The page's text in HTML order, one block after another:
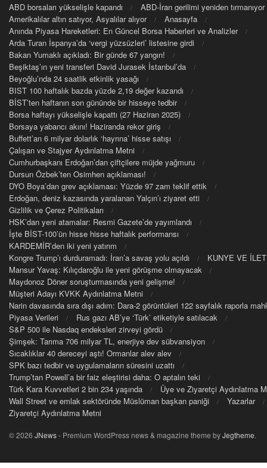
ABD borsaları yükselişle kapandı
ABD-İran gerilimi yeniden tırmanıyor
Amerikalılar altın satıyor, Asyalılar alıyor
Anasayfa
Anında Piyasa Hareketleri: En Güncel Borsa Haberleri ve Analizler
Arda Turan İspanya’da ‘vergi yüzsüzleri’ listesine girdi
Bakan Yumaklı açıkladı: Bir günde 67 yangın!
Beşiktaş’ın yeni transferi David Jurasek İstanbul’da
Beyoğlu’nda 24 saatlik etkinlik yasağı
BIST 100 haftalık bazda yüzde 2,19 değer kazandı
BİST’ten haftanın son gününde bir hisseye tedbir
Borsa haftayı yükselişle kapattı (27 Haziran 2025)
Borsaya yabancı akını! Haziranda rekor giriş
Buffett’an 6 milyar dolarlık ‘hayrına’ hisse satışı
Çalışan ve Stajyer Aydınlatma Metni
Cumhurbaşkanı Erdoğan’dan çiftçilere müjde yağmuru
Dursun Özbek’ten Osimhen açıklaması!
DYO Boya’dan grev açıklaması: Yüzde 97 zam teklif ettik
Erdoğan, deniz kazasında yaralanan Yalçın’ı ziyaret etti
Gizlilik ve Çerez Politikaları
HSK’dan yeni atamalar: Resmi Gazete’de yayımlandı
İşte BİST-100’ün hisse hisse haftalık performansı
KARDEMİR’den iki yeni yatırım
Kongre Trump’ı durduramadı: İran’a savaş yolu açıldı
KUNYE VE
Mansur Yavaş: Kılıçdaroğlu ile yeni görüşme olmayacak
Maydonoz Döner soruşturmasında yeni gelişme!
Müşteri Adayı KVKK Aydınlatma Metni
Narin davasında sıra dışı adım: Dara-2 görüntüleri 122 sayfalık raporla
Piyasa Verileri
Rus gazı AB’ye ‘Türk’ etiketiyle satılacak
S&P 500 ile Nasdaq endeksleri zirveyi gördü
Şimşek: Tarıma 706 milyar TL, enerjiye dev sübvansiyon
Sıcaklıklar 40 dereceyi aştı! Ormanlar alev alev
SPK bazı tedbir ve uygulamaların süresini uzattı
Trump’tan Powell’a bir faiz eleştirisi daha: O aptalın teki
Türk Kara Kuvvetleri 2 bin 234 yaşında
Üye ve Ziyaretçi Aydınlatma
Wall Street ve emlak sektöründe Müslüman başkan paniği
Yazarlar
Ziyaretçi Aydınlatma Metni
© 2026 JNews- Premium WordPress news & magazine theme byJegtheme.